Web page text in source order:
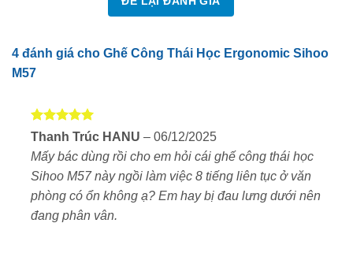
Thiết kế ergonomic hiện đại, thông minh
Ghế công thái học Sihoo M57 gây ấn tượng với kiểu
dáng thanh lịch, khung lưới full-mesh giúp tối ưu khả
năng thoát nhiệt, tránh bí nóng khi ngồi lâu.
Khung ghế chắc chắn, đạt tiêu chuẩn an toàn
4 đánh giá cho Ghế Công Thái Học Ergonomic Sihoo
M57
Được xếp
sao
Thanh Trúc HANU – 06/12/2025
Mấy bác dùng rồi cho em hỏi cái ghế công thái học
Sihoo M57 này ngồi làm việc 8 tiếng liên tục ở văn
phòng có ổn không ạ? Em hay bị đau lưng dưới nên
đang phân vân.